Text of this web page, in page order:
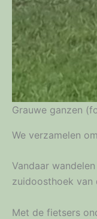
Grauwe ganzen
We verzamelen om
Vandaar
zuidoosthoek van
Met de fietsers